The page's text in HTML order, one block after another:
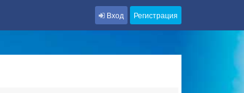
Вход Регистрация